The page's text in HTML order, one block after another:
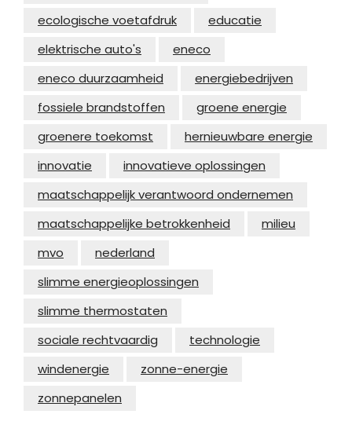
ecologische voetafdruk
educatie
elektrische auto's
eneco
eneco duurzaamheid
energiebedrijven
fossiele brandstoffen
groene energie
groenere toekomst
hernieuwbare energie
innovatie
innovatieve oplossingen
maatschappelijk verantwoord ondernemen
maatschappelijke betrokkenheid
milieu
mvo
nederland
slimme energieoplossingen
slimme thermostaten
sociale rechtvaardig
technologie
windenergie
zonne-energie
zonnepanelen